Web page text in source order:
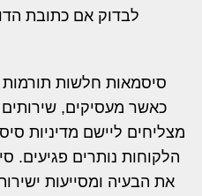
לבדוק אם כתובת
סיסמאות חלשות תורמות
כאשר מעסיקים, שירותים
מצליחים ליישם מדיניות
הלקוחות נותרים פגיעים.
את הבעיה ומסייעות